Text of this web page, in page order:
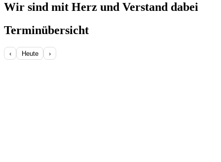
Wir sind mit Herz und Verstand dabei
Terminübersicht
‹ Heute ›